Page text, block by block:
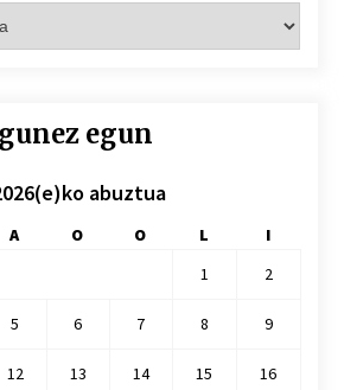
egun
abuztua
A O O L
I
1
2
5 6 7 8 9
12 13 14 15 16